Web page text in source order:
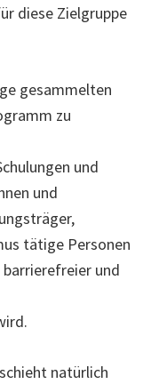
diese Zielgruppe
gesammelten
zu
und
und
tätige Personen
und
natürlich